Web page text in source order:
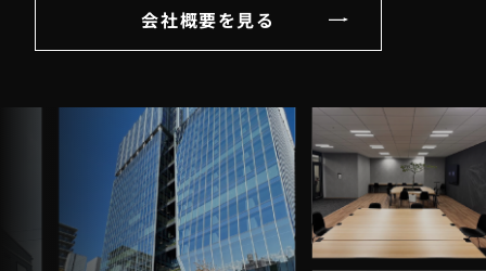
会社概要を見る